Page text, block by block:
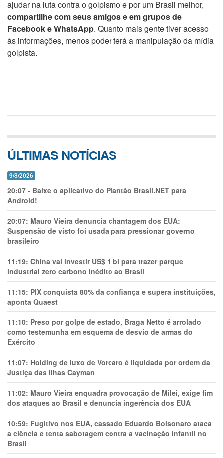
ajudar na luta contra o golpismo e por um Brasil melhor,
compartilhe com seus amigos e em grupos de
Facebook e WhatsApp. Quanto mais gente tiver acesso
às informações, menos poder terá a manipulação da mídia
golpista.
ÚLTIMAS NOTÍCIAS
9/8/2026
20:07 - Baixe o aplicativo do Plantão Brasil.NET para
Android!
20:07: Mauro Vieira denuncia chantagem dos EUA:
Suspensão de visto foi usada para pressionar governo
brasileiro
11:19: China vai investir US$ 1 bi para trazer parque
industrial zero carbono inédito ao Brasil
11:15: PIX conquista 80% da confiança e supera instituições,
aponta Quaest
11:10: Preso por golpe de estado, Braga Netto é arrolado
como testemunha em esquema de desvio de armas do
Exército
11:07: Holding de luxo de Vorcaro é liquidada por ordem da
Justiça das Ilhas Cayman
11:02: Mauro Vieira enquadra provocação de Milei, exige fim
dos ataques ao Brasil e denuncia ingerência dos EUA
10:59: Fugitivo nos EUA, cassado Eduardo Bolsonaro ataca
a ciência e tenta sabotagem contra a vacinação infantil no
Brasil